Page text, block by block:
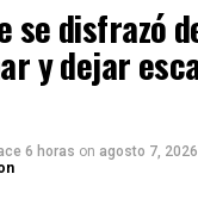
se disfrazó
y dejar
6 horas on agosto 7, 2026